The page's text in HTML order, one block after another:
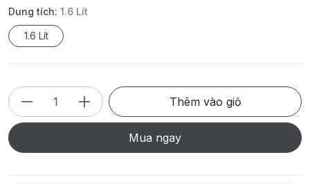
Dung tích: 1.6 Lít
1.6 Lít
Thêm vào giỏ
Mua ngay